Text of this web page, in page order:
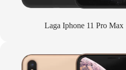
Laga Iphone 11 Pro Max